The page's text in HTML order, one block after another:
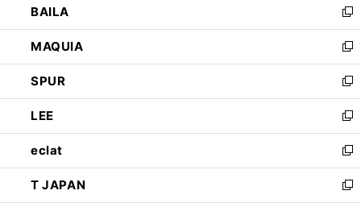
く
ィ
ン
ド
ウ
で
開
く
い
ウ
ィ
ン
ド
ウ
で
開
く
BAILA
新
し
い
ウ
ィ
ン
ド
ウ
で
開
く
MAQUIA
新
し
い
ウ
ィ
ン
ド
ウ
で
SPUR
新
し
い
ウ
ィ
ン
ド
LEE
新
し
い
ウ
ィ
eclat
新
し
い
T JAPAN
新